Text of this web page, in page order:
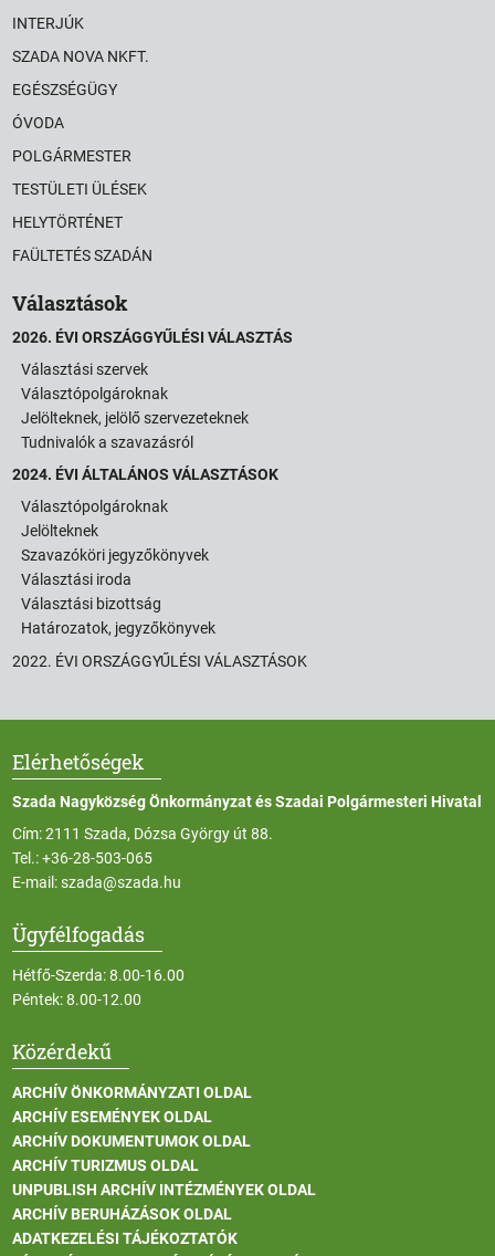
INTERJÚK
SZADA NOVA NKFT.
EGÉSZSÉGÜGY
ÓVODA
POLGÁRMESTER
TESTÜLETI ÜLÉSEK
HELYTÖRTÉNET
FAÜLTETÉS SZADÁN
Választások
2026. ÉVI ORSZÁGGYŰLÉSI VÁLASZTÁS
Választási szervek
Választópolgároknak
Jelölteknek, jelölő szervezeteknek
Tudnivalók a szavazásról
2024. ÉVI ÁLTALÁNOS VÁLASZTÁSOK
Választópolgároknak
Jelölteknek
Szavazóköri jegyzőkönyvek
Választási iroda
Választási bizottság
Határozatok, jegyzőkönyvek
2022. ÉVI ORSZÁGGYŰLÉSI VÁLASZTÁSOK
Elérhetőségek
Szada Nagyközség Önkormányzat és Szadai Polgármesteri Hivatal
Cím: 2111 Szada, Dózsa György út 88.
Tel.:+36-28-503-065
E-mail:szada@szada.hu
Ügyfélfogadás
Hétfő-Szerda: 8.00-16.00
Péntek: 8.00-12.00
Közérdekű
ARCHÍV ÖNKORMÁNYZATI OLDAL
ARCHÍV ESEMÉNYEK OLDAL
ARCHÍV DOKUMENTUMOK OLDAL
ARCHÍV TURIZMUS OLDAL
UNPUBLISH ARCHÍV INTÉZMÉNYEK OLDAL
ARCHÍV BERUHÁZÁSOK OLDAL
ADATKEZELÉSI TÁJÉKOZTATÓK